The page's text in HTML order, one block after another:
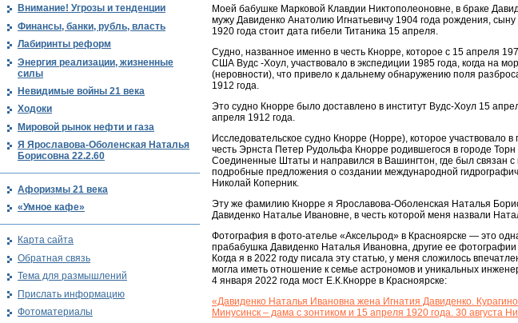
Моей бабушке Марковой Клавдии Никтополеоновне, в браке
мужу Давиденко Анатолию Игнатьевичу 1904 года рождения,
1920 года стоит дата гибели Титаника 15 апреля.
Судно, названное именно в честь Кнорре, которое с 15 апреля
США Вудс -Хоул, участвовало в экспедиции 1985 года, когда на
(неровности), что привело к дальнему обнаружению поля
1912 года.
Это судно Кнорре было доставлено в институт Вудс-Хоул 15
апреля 1912 года.
Исследовательское судно Кнорре (Hoppe), которое участвовало
честь Эрнста Петер Рудольфа Кнорре родившегося в городе
Соединенные Штаты и направился в Вашингтон, где был связан
подробные предложения о создании международной
Николай Коперник.
Эту же фамилию Кнорре я Ярославова-Оболенская Наталья
Давиденко Наталье Ивановне, в честь которой меня назвали
Фотография в фото-ателье «Аксельрод» в Красноярске — это
прабабушка Давиденко Наталья Ивановна, другие ее фотографии
Когда я в 2022 году писала эту статью, у меня сложилось
могла иметь отношение к семье астрономов и уникальных
4 января 2022 года мост Е.К.Кнорре в Красноярске:
«Давиденко Наталья Ивановна жена Игнатия Давиденко.
Минусинск – дама с зонтиком и 15 апреля 1920 года. 30 августа
Внимание! Угрозы и тенденции
Финансы, банки, рубль, власть
Лабиринты реформ
Энергия реализации, жизненные
силы
Невидимые войны 21 века
Ходоки
Мировой рынок нефти и газа
Я Ярославова-Оболенская Наталья
Борисовна 22.2.60
Афоризмы 21 века
«Умное кафе»
Карта сайта
Обратная связь
Тема для размышлений
Прислать информацию
Фотоматериалы